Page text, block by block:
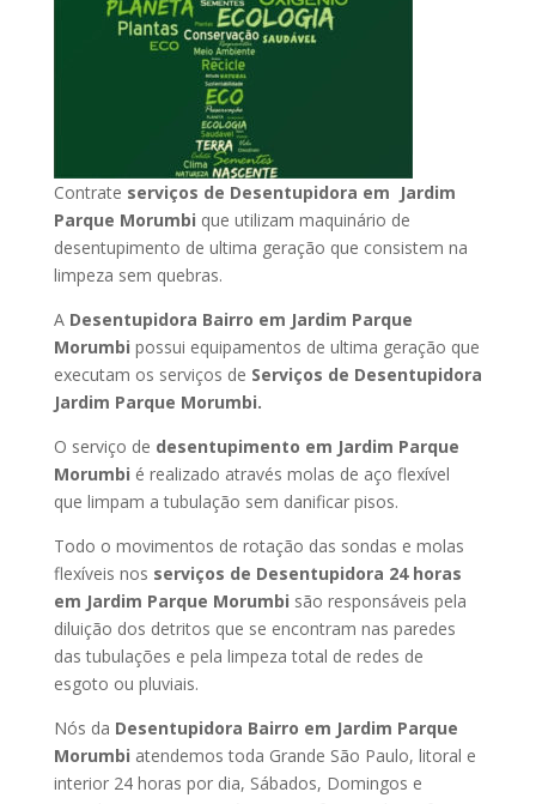
Contrate serviços de Desentupidora em Jardim
Parque Morumbi que utilizam maquinário de
desentupimento de ultima geração que consistem na
limpeza sem quebras.
A Desentupidora Bairro em Jardim Parque
Morumbi possui equipamentos de ultima geração que
executam os serviços de Serviços de Desentupidora
Jardim Parque Morumbi.
O serviço de desentupimento em Jardim Parque
Morumbi é realizado através molas de aço flexível
que limpam a tubulação sem danificar pisos.
Todo o movimentos de rotação das sondas e molas
flexíveis nos serviços de Desentupidora 24 horas
em Jardim Parque Morumbi são responsáveis pela
diluição dos detritos que se encontram nas paredes
das tubulações e pela limpeza total de redes de
esgoto ou pluviais.
Nós da Desentupidora Bairro em Jardim Parque
Morumbi atendemos toda Grande São Paulo, litoral e
interior 24 horas por dia, Sábados, Domingos e